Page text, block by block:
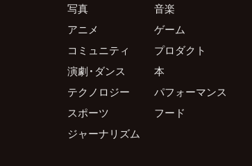
写真
音楽
アニメ
ゲーム
コミュニティ
プロダクト
演劇・ダンス
本
テクノロジー
パフォーマンス
スポーツ
フード
ジャーナリズム